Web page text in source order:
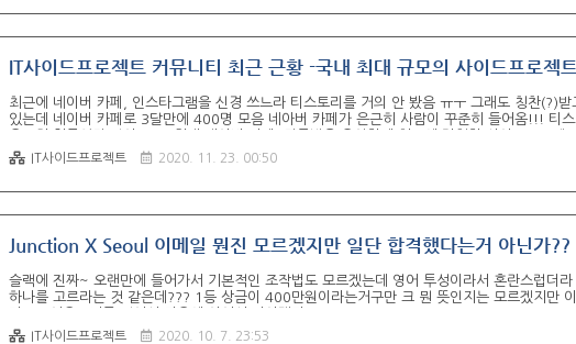
IT사이드프로젝트 커뮤니티 최근 근황 -국내 최대 규모의 사이드프로젝
최근에 네이버 카페, 인스타그램을 신경 쓰느라 티스토리를 거의 안 봤음 ㅠㅜ 그래도 칭찬(?)받
있는데 네이버 카페로 3달만에 400명 모음 네아버 카페가 은근히 사람이 꾸준히 들어옴!!! 티
씬 큼!!! 이 정도면 국내 최대 규모 사이드프로젝트 플랫폼이라고 해도 괜찮을꺼 같음 다른 사이
프로젝트 10개 넘는 곳도 얼마 없다. 사람은 100명 조금 넘는 곳이 대부분임. 광고비 태워도 우
IT사이드프로젝트 2020. 11. 23. 00:50
Junction X Seoul 이메일 뭔진 모르겠지만 일단 합격했다는거 아닌가??
슬랙에 진짜~ 오랜만에 들어가서 기본적인 조작법도 모르겠는데 영어 투성이라서 혼란스럽더
하나를 고르라는 것 같은데??? 1등 상금이 400만원이라는거구만 크 뭔 뜻인지는 모르겠지만
IT사이드프로젝트 2020. 10. 7. 23:53